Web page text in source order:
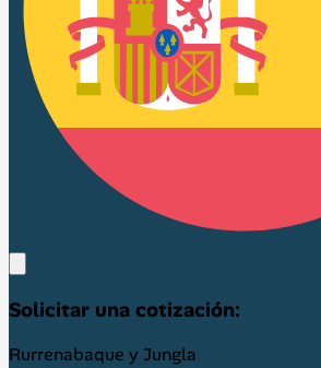
Solicitar una cotización:
Rurrenabaque y Jungla